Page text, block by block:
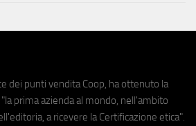
dei punti vendita Coop, ha ottenuto la
prima azienda al mondo, nell'ambito
a ricevere la Certificazione etica".